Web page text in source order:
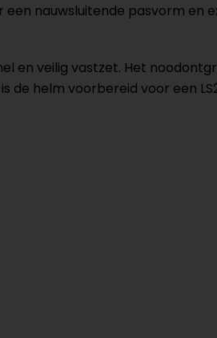
een nauwsluitende pasvorm en
en veilig vastzet. Het
de helm voorbereid voor een